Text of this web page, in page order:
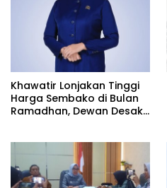
Khawatir Lonjakan Tinggi
Harga Sembako di Bulan
Ramadhan, Dewan Desak